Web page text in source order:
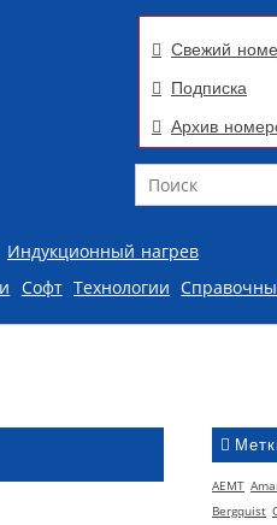
Свежий
Подписка
Архив
Поиск
Индукционный нагрев
Софт Технологии
AEMT
Bergquist